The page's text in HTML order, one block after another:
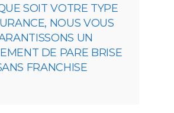
SOIT VOTRE TYPE
NOUS VOUS
UN
DE PARE BRISE
FRANCHISE